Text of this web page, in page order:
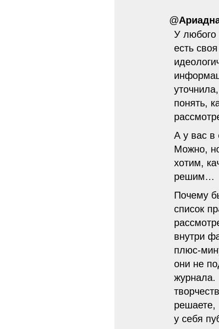
@
У любого
есть
понять,
А у вас в
Можно,
хотим,
решим…
Почему
список
внутри
плюс-
они не
журнала.
у себя